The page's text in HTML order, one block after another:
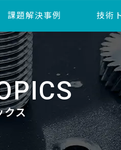
課題解決事例 技術
クス